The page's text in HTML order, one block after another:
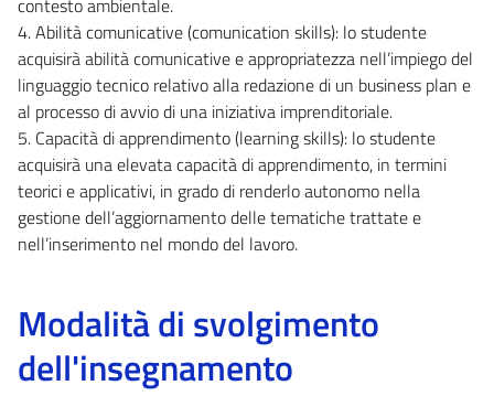
contesto ambientale.
4. Abilità comunicative (comunication skills): lo studente
acquisirà abilità comunicative e appropriatezza nell’impiego del
linguaggio tecnico relativo alla redazione di un business plan e
al processo di avvio di una iniziativa imprenditoriale.
5. Capacità di apprendimento (learning skills): lo studente
acquisirà una elevata capacità di apprendimento, in termini
teorici e applicativi, in grado di renderlo autonomo nella
gestione dell’aggiornamento delle tematiche trattate e
nell’inserimento nel mondo del lavoro.
Modalità di svolgimento
dell'insegnamento